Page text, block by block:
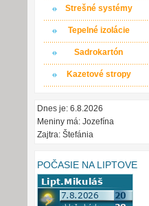
Strešné systémy
Tepelné izolácie
Sadrokartón
Kazetové stropy
Dnes je: 6.8.2026
Meniny má: Jozefína
Zajtra: Štefánia
POČASIE NA LIPTOVE